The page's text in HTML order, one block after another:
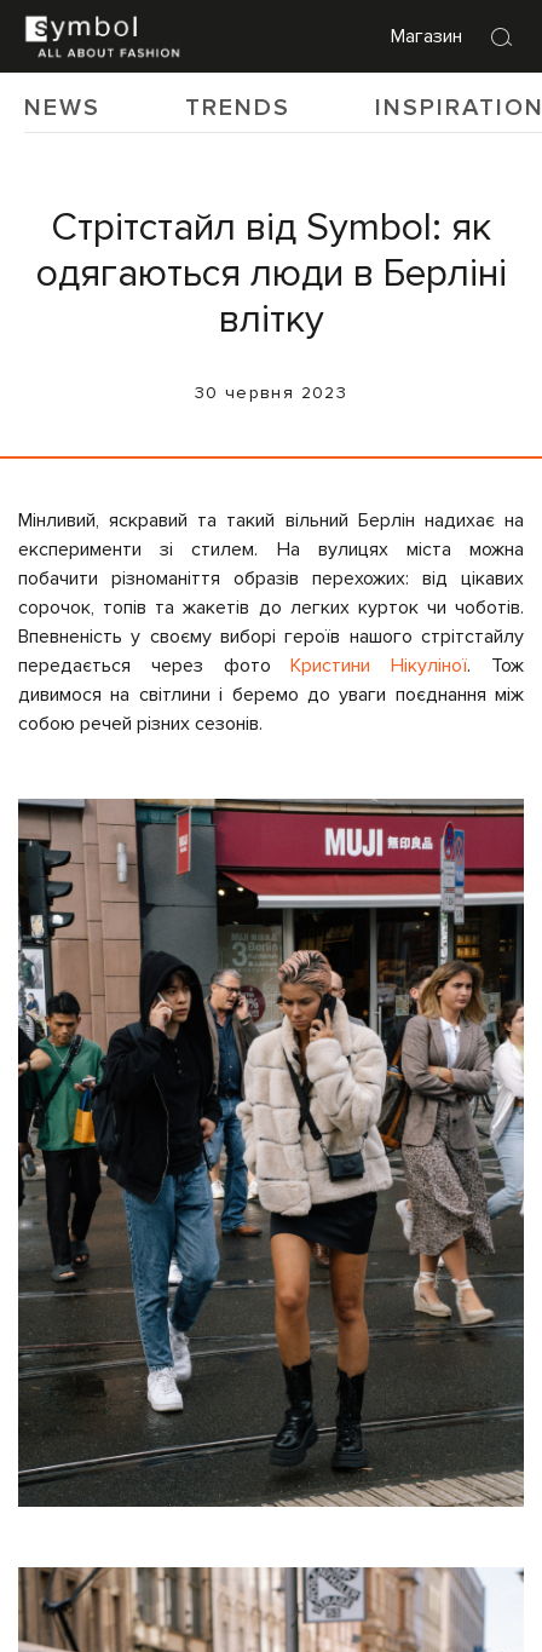
Магазин
NEWS TRENDS
Стрітстайл від Symbol: як
одягаються люди в Берліні
влітку
30 червня 2023
Мінливий, яскравий та такий вільний Берлін надихає на
експерименти зі стилем. На вулицях міста можна
побачити різноманіття образів перехожих: від цікавих
сорочок, топів та жакетів до легких курток чи чоботів.
Впевненість у своєму виборі героїв нашого стрітстайлу
передається через фотоКристини Нікуліної. Тож
дивимося на світлини і беремо до уваги поєднання між
собою речей різних сезонів.